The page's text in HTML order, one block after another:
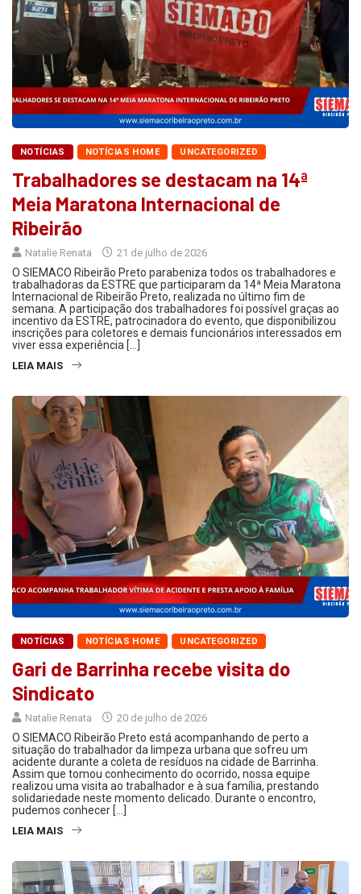
NOTÍCIAS NOTÍCIAS HOME UNCATEGORIZED
Trabalhadores se destacam na 14ª
Meia Maratona Internacional de
Ribeirão
Natalie Renata 21 de julho de 2026
O SIEMACO Ribeirão Preto parabeniza todos os trabalhadores e
trabalhadoras da ESTRE que participaram da 14ª Meia Maratona
Internacional de Ribeirão Preto, realizada no último fim de
semana. A participação dos trabalhadores foi possível graças ao
incentivo da ESTRE, patrocinadora do evento, que disponibilizou
inscrições para coletores e demais funcionários interessados em
viver essa experiência […]
LEIA MAIS
NOTÍCIAS NOTÍCIAS HOME UNCATEGORIZED
Gari de Barrinha recebe visita do
Sindicato
Natalie Renata 20 de julho de 2026
O SIEMACO Ribeirão Preto está acompanhando de perto a
situação do trabalhador da limpeza urbana que sofreu um
acidente durante a coleta de resíduos na cidade de Barrinha.
Assim que tomou conhecimento do ocorrido, nossa equipe
realizou uma visita ao trabalhador e à sua família, prestando
solidariedade neste momento delicado. Durante o encontro,
pudemos conhecer […]
LEIA MAIS